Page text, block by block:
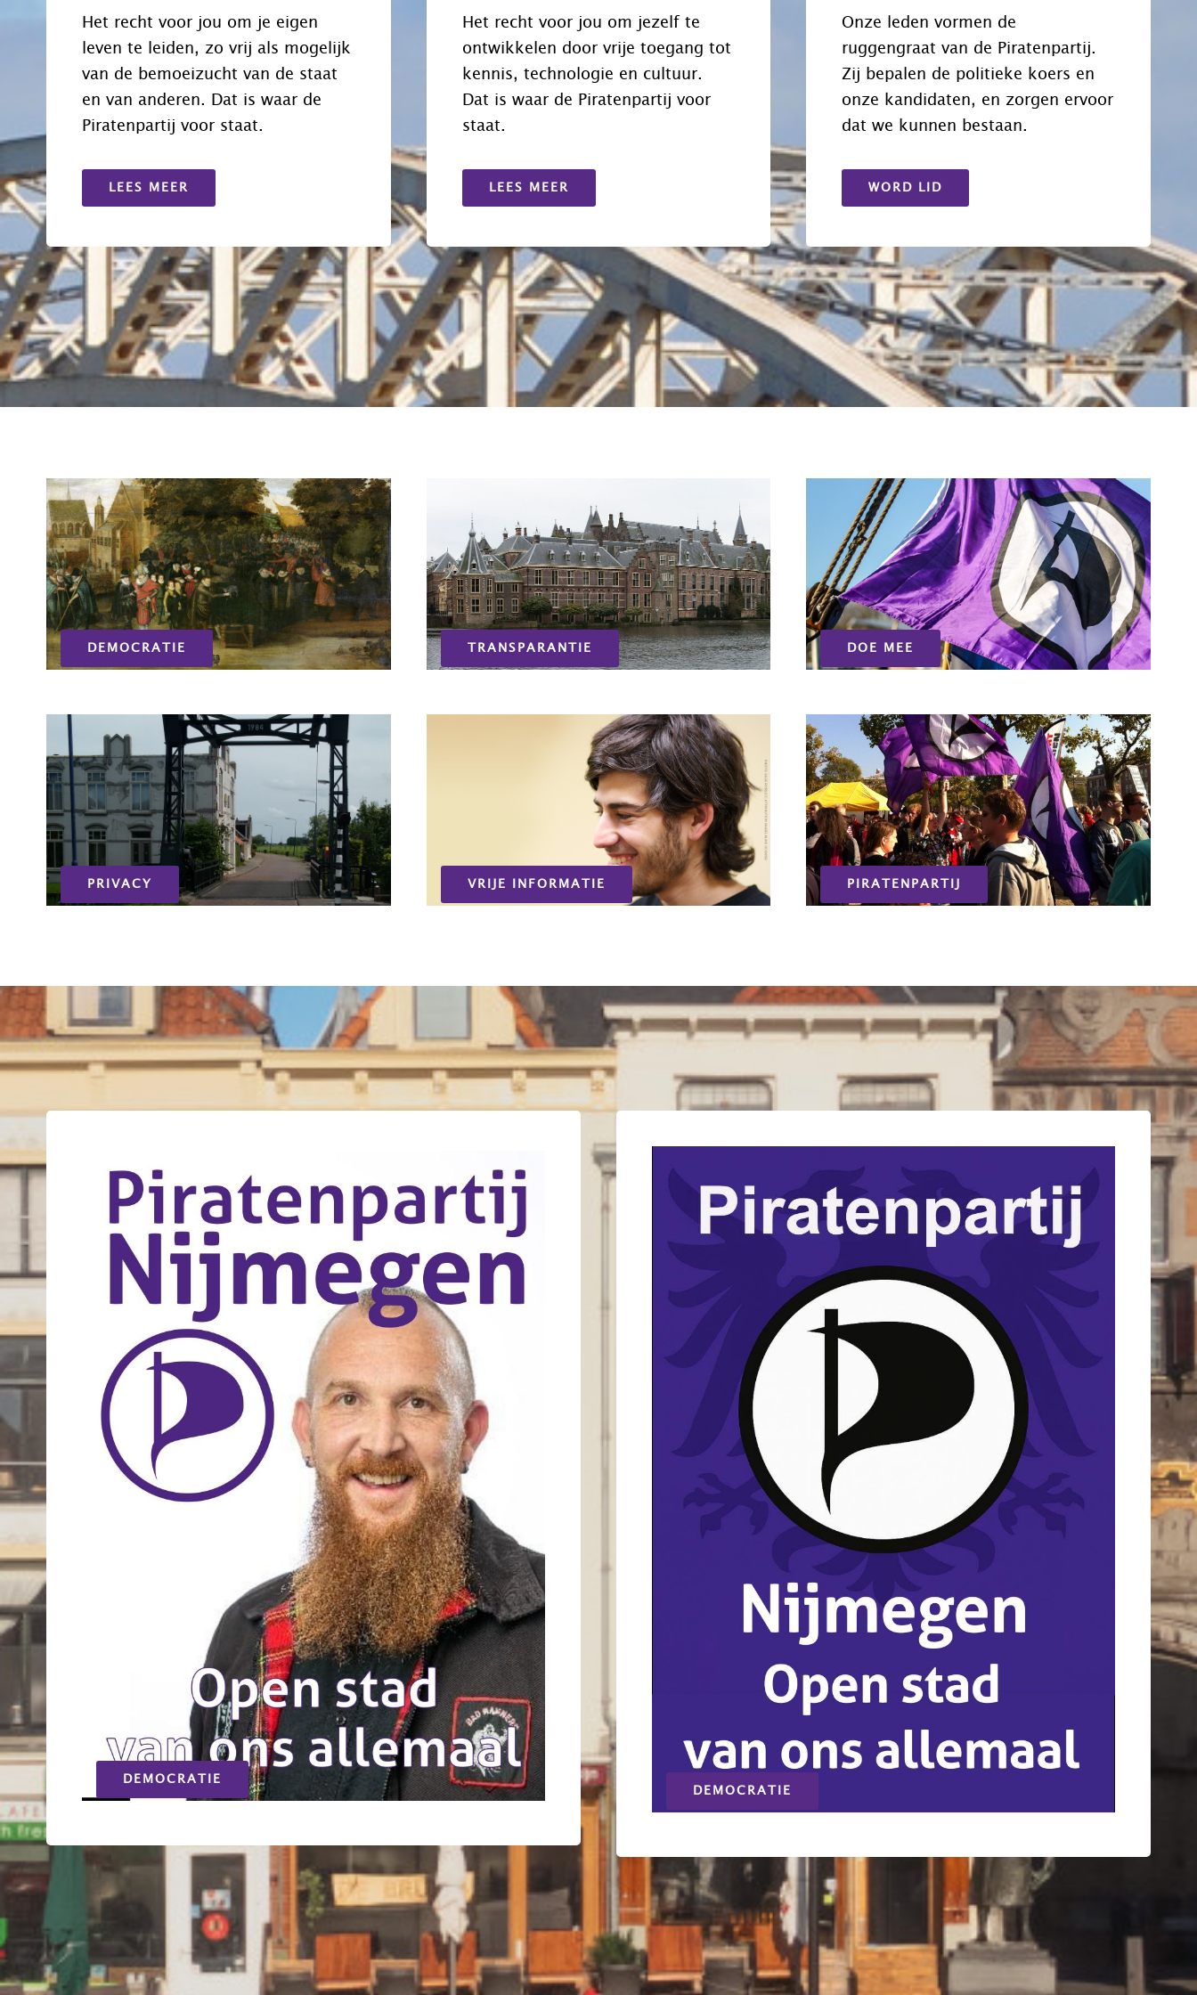
Het recht voor jou om je eigen
leven te leiden, zo vrij als mogelijk
van de bemoeizucht van de staat
en van anderen. Dat is waar de
Piratenpartij voor staat.
LEES MEER
Het recht voor jou om jezelf te
ontwikkelen door vrije toegang tot
kennis, technologie en cultuur.
Dat is waar de Piratenpartij voor
staat.
LEES MEER
Onze leden vormen de
ruggengraat van de Piratenpartij.
Zij bepalen de politieke koers en
onze kandidaten, en zorgen ervoor
dat we kunnen bestaan.
WORD LID
DEMOCRATIE TRANSPARANTIE DOE MEE
PRIVACY VRIJE INFORMATIE PIRATENPARTIJ
DEMOCRATIE
DEMOCRATIE